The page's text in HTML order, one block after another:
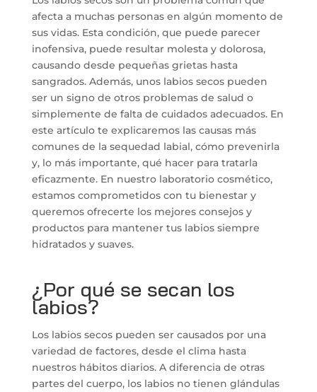
afecta a muchas personas en algún momento de
sus vidas. Esta condición, que puede parecer
inofensiva, puede resultar molesta y dolorosa,
causando desde pequeñas grietas hasta
sangrados. Además, unos labios secos pueden
ser un signo de otros problemas de salud o
simplemente de falta de cuidados adecuados. En
este artículo te explicaremos las causas más
comunes de la sequedad labial, cómo prevenirla
y, lo más importante, qué hacer para tratarla
eficazmente. En nuestro laboratorio cosmético,
estamos comprometidos con tu bienestar y
queremos ofrecerte los mejores consejos y
productos para mantener tus labios siempre
hidratados y suaves.
¿Por qué se secan los
labios?
Los labios secos pueden ser causados por una
variedad de factores, desde el clima hasta
nuestros hábitos diarios. A diferencia de otras
partes del cuerpo, los labios no tienen glándulas